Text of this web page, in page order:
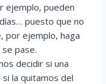
ejemplo, pueden
puesto que no
por ejemplo, haga
pase.
decidir si una
la quitamos del